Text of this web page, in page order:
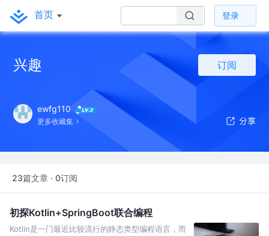
首页 登录
兴趣 订阅
ewfg110
更多收藏集
23篇文章 · 0订阅
初探Kotlin+SpringBoot联合编程
Kotlin是一门最近比较流行的静态类型编程语言，而